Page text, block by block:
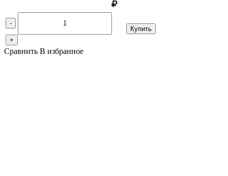
-
+
Купить
Сравнить В избранное